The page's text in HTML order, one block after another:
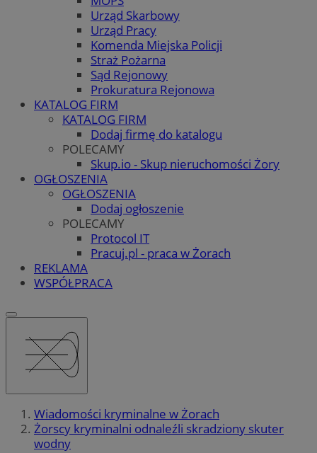
Urząd Skarbowy
Urząd Pracy
Komenda Miejska Policji
Straż Pożarna
Sąd Rejonowy
Prokuratura Rejonowa
KATALOG FIRM
KATALOG FIRM
Dodaj firmę do katalogu
POLECAMY
Skup.io - Skup nieruchomości Żory
OGŁOSZENIA
OGŁOSZENIA
Dodaj ogłoszenie
POLECAMY
Protocol IT
Pracuj.pl - praca w Żorach
REKLAMA
WSPÓŁPRACA
Wiadomości kryminalne w Żorach
Żorscy kryminalni odnaleźli skradziony skuter
wodny